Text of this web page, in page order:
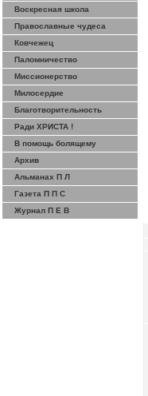
Воскресная школа
Православные чудеса
Ковчежец
Паломничество
Миссионерство
Милосердие
Благотворительность
Ради ХРИСТА !
В помощь болящему
Архив
Альманах П Л
Газета П П С
Журнал П Е В